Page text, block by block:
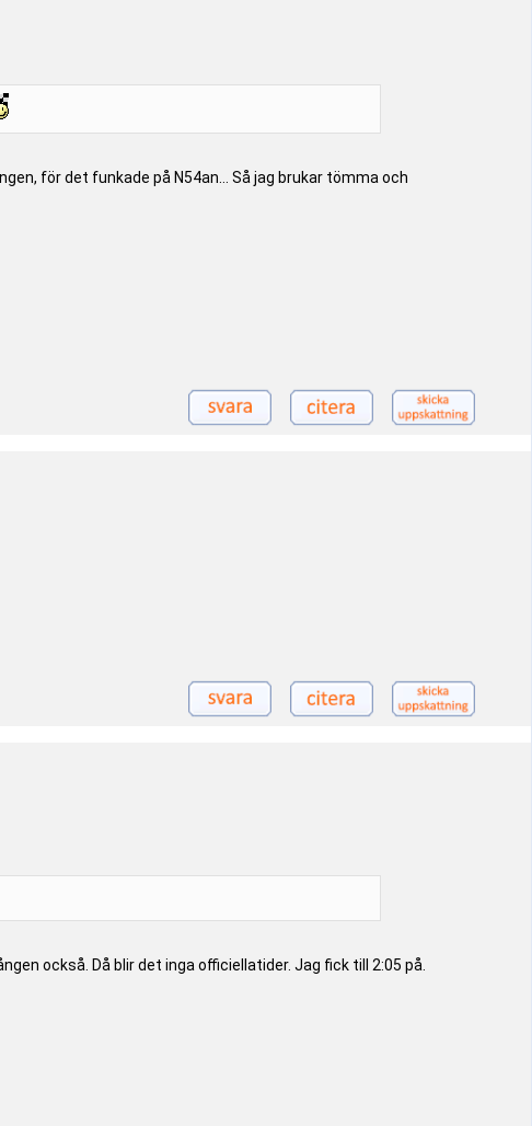
för det funkade på N54an... Så jag brukar tömma och
också. Då blir det inga officiellatider. Jag fick till 2:05 på.